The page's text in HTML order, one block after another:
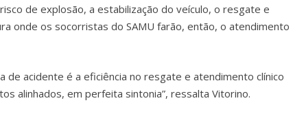
de explosão, a estabilização do veículo, o resgate e
onde os socorristas do SAMU farão, então, o atendimento
de acidente é a eficiência no resgate e atendimento clínico
alinhados, em perfeita sintonia”, ressalta Vitorino.